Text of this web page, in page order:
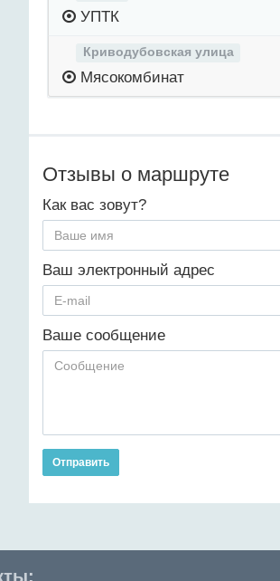
УПТК
Криводубовская улица
Мясокомбинат
Отзывы о маршруте
Как вас зовут?
Ваш электронный адрес
Ваше сообщение
Отправить